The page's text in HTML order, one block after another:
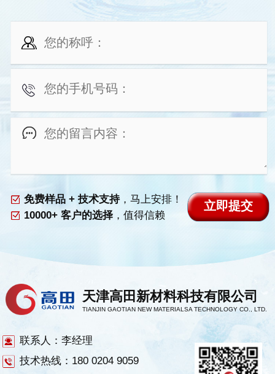
免费样品 + 技术支持，马上安排！
10000+ 客户的选择，值得信赖
天津高田新材料科技有限公司
TIANJIN GAOTIAN NEW MATERIALSA TECHNOLOGY CO., LTD.
联系人：李经理
技术热线：180 0204 9059